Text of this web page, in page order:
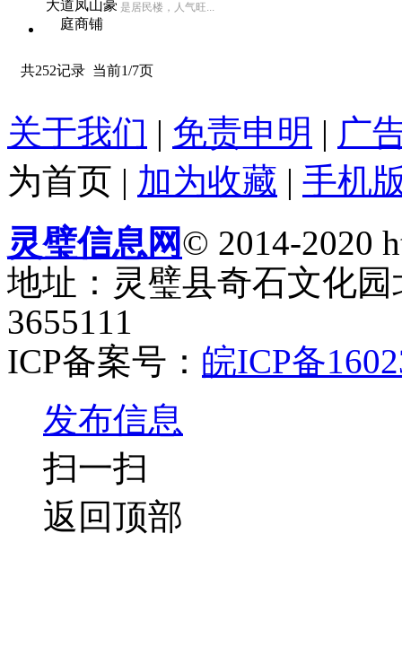
是居民楼，人气旺...
共252记录 当前1/7页
关于我们 | 免责申明 | 广
为首页 | 加为收藏 | 手机
灵璧信息网© 2014-2020
地址：灵璧县奇石文化
3655111
ICP备案号： 皖ICP备
发布信息
扫一扫
返回顶部